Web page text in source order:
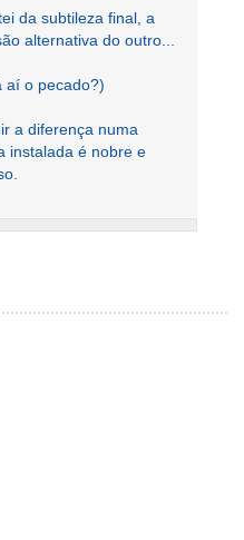
da subtileza final, a
alternativa do outro...
aí o pecado?)
a diferença numa
instalada é nobre e